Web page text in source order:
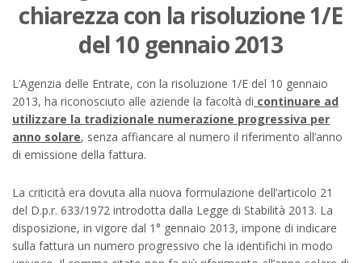
chiarezza con la risoluzione 1/E
del 10 gennaio 2013
L’Agenzia delle Entrate, con la risoluzione 1/E del 10 gennaio
2013, ha riconosciuto alle aziende la facoltà di continuare ad
utilizzare la tradizionale numerazione progressiva per
anno solare, senza affiancare al numero il riferimento all’anno
di emissione della fattura.
La criticità era dovuta alla nuova formulazione dell’articolo 21
del D.p.r. 633/1972 introdotta dalla Legge di Stabilità 2013. La
disposizione, in vigore dal 1° gennaio 2013, impone di indicare
sulla fattura un numero progressivo che la identifichi in modo